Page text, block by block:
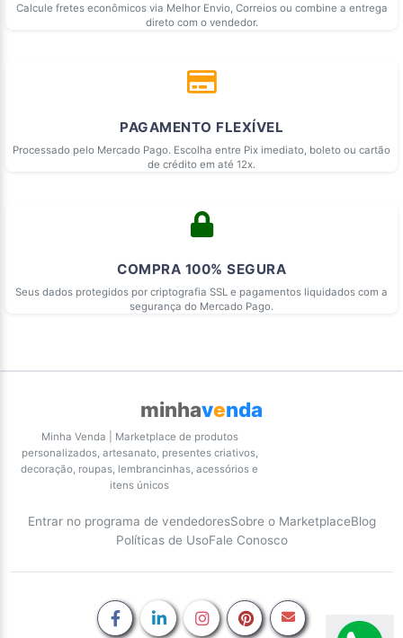
Calcule fretes econômicos via Melhor Envio, Correios ou combine a entrega
direto com o vendedor.
PAGAMENTO FLEXÍVEL
Processado pelo Mercado Pago. Escolha entre Pix imediato, boleto ou cartão
de crédito em até 12x.
COMPRA 100% SEGURA
Seus dados protegidos por criptografia SSL e pagamentos liquidados com a
segurança do Mercado Pago.
minhavenda
Minha Venda | Marketplace de produtos
personalizados, artesanato, presentes criativos,
decoração, roupas, lembrancinhas, acessórios e
itens únicos
Entrar no programa de vendedoresSobre o MarketplaceBlog
Políticas de UsoFale Conosco